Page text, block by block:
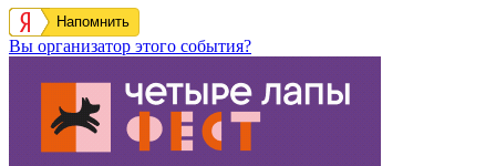
Напомнить
Вы организатор этого события?